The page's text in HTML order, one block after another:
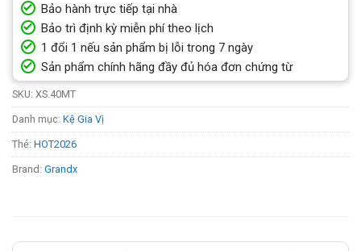
Bảo hành trực tiếp tại nhà
Bảo trì định kỳ miễn phí theo lịch
1 đổi 1 nếu sản phẩm bị lỗi trong 7 ngày
Sản phẩm chính hãng đầy đủ hóa đơn chứng từ
SKU: XS.40MT
Danh mục: Kệ Gia Vị
Thẻ: HOT2026
Brand: Grandx